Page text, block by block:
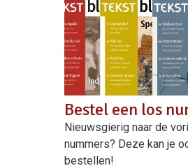
Bestel een los
Nieuwsgierig naar de
nummers? Deze kan je
bestellen!